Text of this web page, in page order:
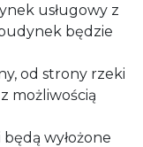
usługowy z
będzie
od strony rzeki
możliwością
wyłożone